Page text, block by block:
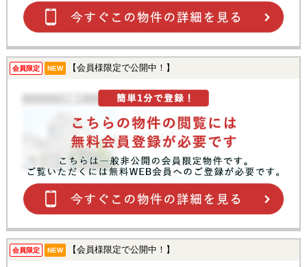
会員限定 NEW 【会員様限定で公開中！】
会員限定 NEW 【会員様限定で公開中！】